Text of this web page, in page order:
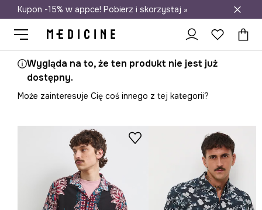
Darmowa dostawa do salonów
Kupon -15% w appce! Pobierz i skorzystaj »
Wygląda na to, że ten produkt nie jest już
dostępny.
Może zainteresuje Cię coś innego z tej kategorii?